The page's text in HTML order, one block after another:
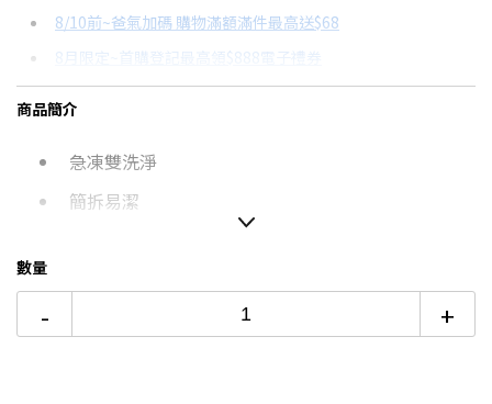
分期數
6期 0利率
12期
24期
每期金額 配合銀行/業者
8/10前~爸氣加碼 購物滿額滿件最高送$68
8月限定~首購登記最高領$888電子禮券
台灣大哥大Open Possible聯名卡滿額最高回饋25%
熱銷冷氣機推薦→點我看達人教你買
冷氣挑選教學→點我看達人教你買
商品簡介
急凍雙洗淨
簡拆易潔
價格包含【標準安裝】+【舊機回收】
數量
- +